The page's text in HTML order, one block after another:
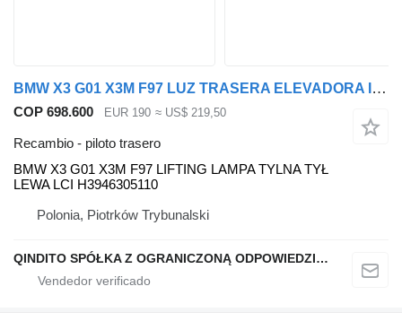
BMW X3 G01 X3M F97 LUZ TRASERA ELEVADORA IZQUIERDA LCI H3946305110 BMW piloto trasero para BMW BMW X3 G01 X3M F97 coche
COP 698.600 EUR 190 ≈ US$ 219,50
Recambio - piloto trasero
BMW X3 G01 X3M F97 LIFTING LAMPA TYLNA TYŁ
LEWA LCI H3946305110
Polonia, Piotrków Trybunalski
QINDITO SPÓŁKA Z OGRANICZONĄ ODPOWIEDZIALNOŚCIĄ